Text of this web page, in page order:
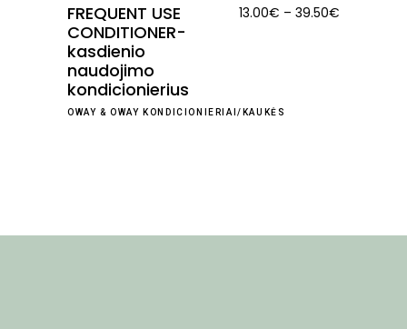
FREQUENT USE
CONDITIONER-
kasdienio
naudojimo
kondicionierius
13.00€ – 39.50€
OWAY &OWAY KONDICIONIERIAI/KAUKĖS